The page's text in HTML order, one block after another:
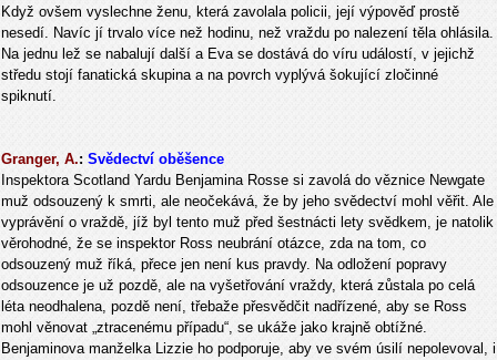
Když ovšem vyslechne ženu, která zavolala policii, její výpověď prostě
nesedí. Navíc jí trvalo více než hodinu, než vraždu po nalezení těla ohlásila.
Na jednu lež se nabalují další a Eva se dostává do víru událostí, v jejichž
středu stojí fanatická skupina a na povrch vyplývá šokující zločinné
spiknutí.
Granger, A.: Svědectví oběšence
Inspektora Scotland Yardu Benjamina Rosse si zavolá do věznice Newgate
muž odsouzený k smrti, ale neočekává, že by jeho svědectví mohl věřit. Ale
vyprávění o vraždě, jíž byl tento muž před šestnácti lety svědkem, je natolik
věrohodné, že se inspektor Ross neubrání otázce, zda na tom, co
odsouzený muž říká, přece jen není kus pravdy. Na odložení popravy
odsouzence je už pozdě, ale na vyšetřování vraždy, která zůstala po celá
léta neodhalena, pozdě není, třebaže přesvědčit nadřízené, aby se Ross
mohl věnovat „ztracenému případu“, se ukáže jako krajně obtížné.
Benjaminova manželka Lizzie ho podporuje, aby ve svém úsilí nepolevoval, i